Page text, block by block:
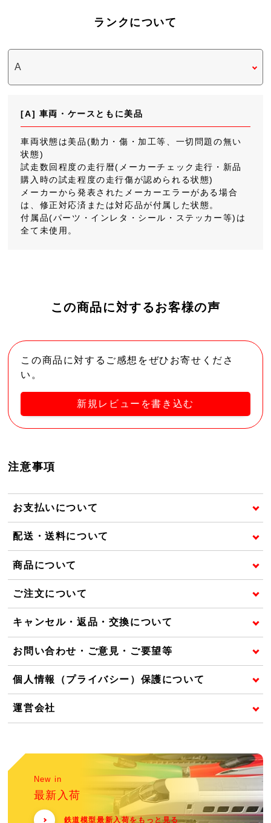
ランクについて
[A] 車両・ケースともに美品
車両状態は美品(動力・傷・加工等、一切問題の無い
状態)
試走数回程度の走行暦(メーカーチェック走行・新品
購入時の試走程度の走行傷が認められる状態)
メーカーから発表されたメーカーエラーがある場合
は、修正対応済または対応品が付属した状態。
付属品(パーツ・インレタ・シール・ステッカー等)は
全て未使用。
この商品に対するお客様の声
この商品に対するご感想をぜひお寄せくださ
い。
新規レビューを書き込む
注意事項
お支払いについて
配送・送料について
商品について
ご注文について
キャンセル・返品・交換について
お問い合わせ・ご意見・ご要望等
個人情報（プライバシー）保護について
運営会社
New in
最新入荷
鉄道模型最新入荷をもっと見る